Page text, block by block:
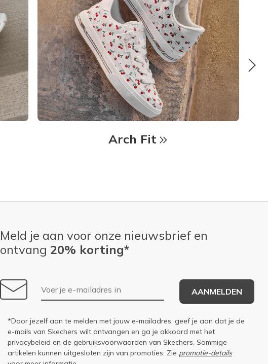
Arch Fit
Meld je aan voor onze nieuwsbrief en
ontvang 20% korting*
E-mailadres
AANMELDEN
*Door jezelf aan te melden met jouw e-mailadres, geef je aan dat je de
e-mails van Skechers wilt ontvangen en ga je akkoord met het
privacybeleid en de gebruiksvoorwaarden van Skechers. Sommige
artikelen kunnen uitgesloten zijn van promoties. Zie promotie-details